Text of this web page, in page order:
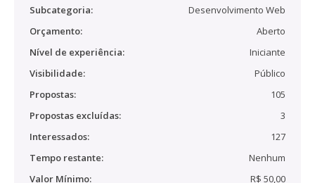
Subcategoria:
Desenvolvimento Web
Orçamento:
Aberto
Nível de experiência:
Iniciante
Visibilidade:
Público
Propostas:
105
Propostas excluídas:
3
Interessados:
127
Tempo restante:
Nenhum
Valor Mínimo:
R$ 50,00